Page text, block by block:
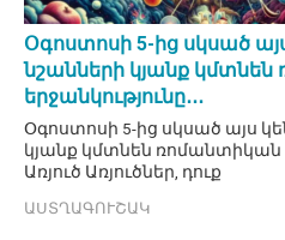
Օգոստոսի 5-ից սկսած
նշանների կյանք
երջանկությունը․․․
Օգոստոսի 5-ից սկսած այս
կյանք կմտնեն ռոմանտիկան և
Առյուծ Առյուծներ, դուք
ԱՍՏՂԱԳՈՒՇԱԿ